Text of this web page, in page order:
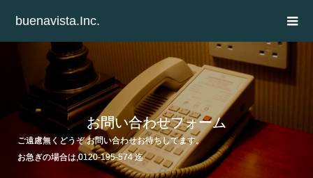
buenavista.Inc.
お問い合わせフォーム
ご遠慮無くどうぞ.お問い合わせお待ちしてます。
お急ぎの場合は,0120-195-574 迄